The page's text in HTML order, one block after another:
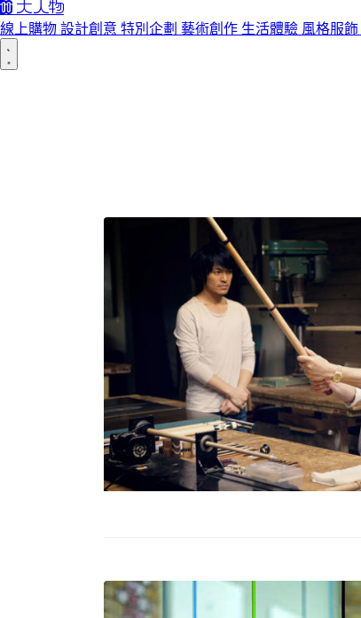
線上購物 設計創意 特別企劃 藝術創作 生活體驗 風格服飾